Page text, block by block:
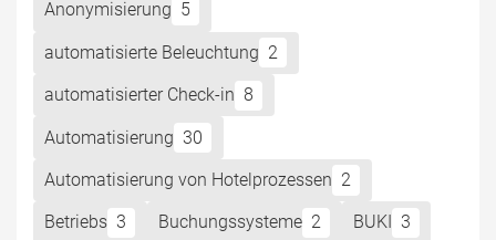
Anonymisierung 5
automatisierte Beleuchtung 2
automatisierter Check-in 8
Automatisierung 30
Automatisierung von Hotelprozessen 2
Betriebs 3 Buchungssysteme 2 BUKI 3